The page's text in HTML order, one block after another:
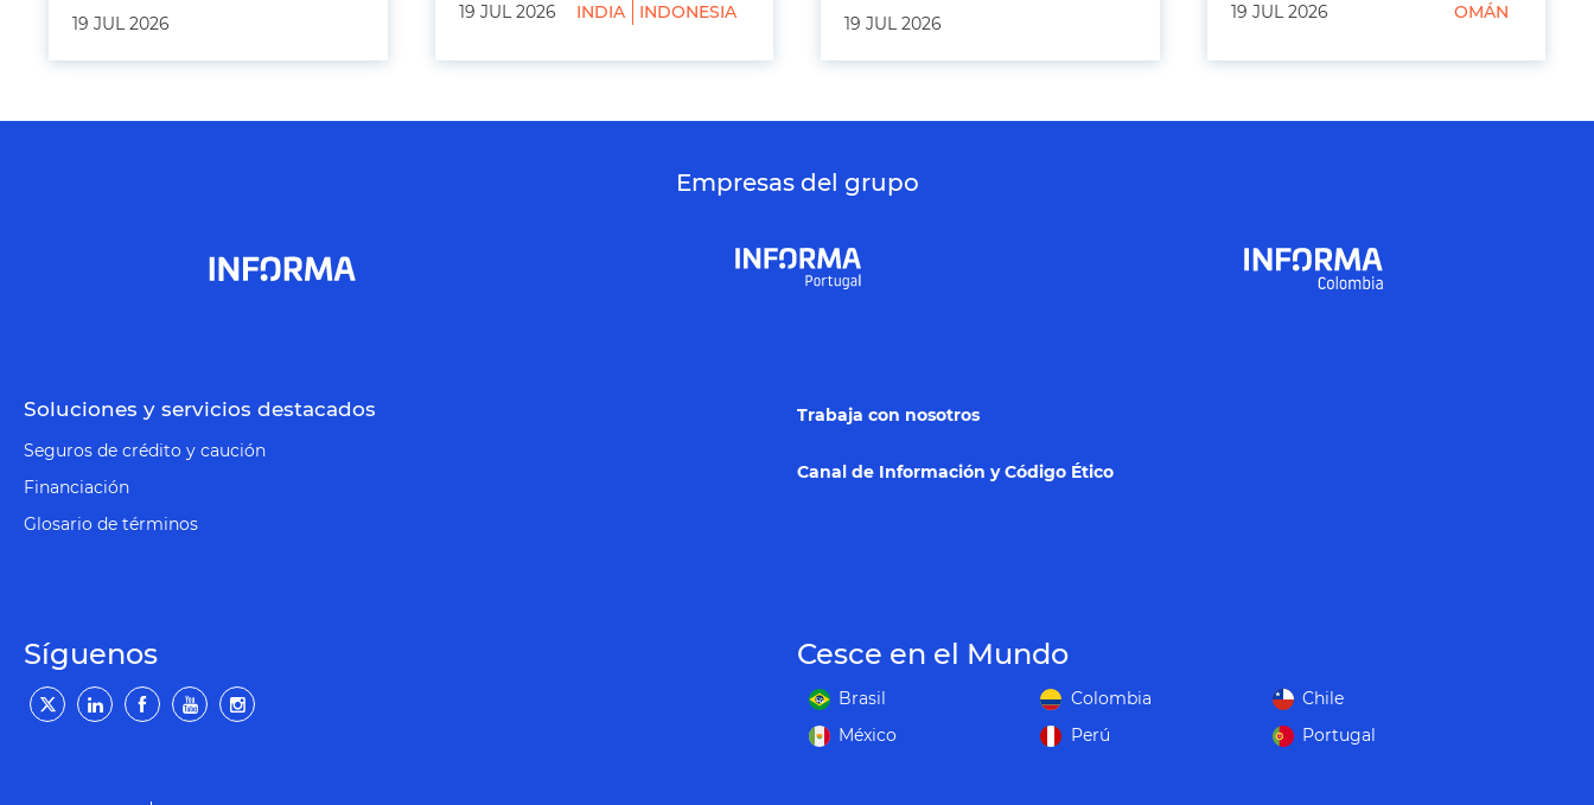
19 JUL 2026
19 JUL 2026 INDIA INDONESIA
19 JUL 2026
19 JUL 2026 OMÁN
Empresas del grupo
Soluciones y servicios destacados
Seguros de crédito y caución
Financiación
Glosario de términos
Trabaja con nosotros
Canal de Información y Código Ético
Síguenos Cesce en el Mundo
Brasil Colombia
Chile
México
Perú Portugal